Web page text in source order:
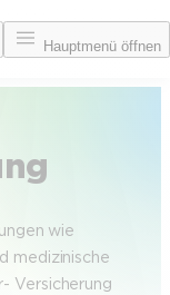
Hauptmenü öffnen
wie
medizinische
Versicherung